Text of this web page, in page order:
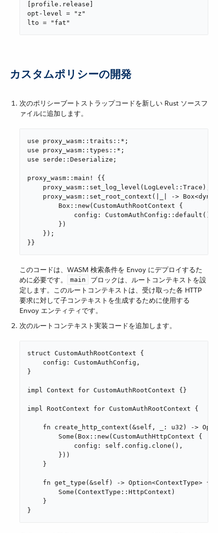
[profile.release]
opt-level = "z"
lto = "fat"
カスタムポリシーの開発
次のポリシーブートストラップコードを新しい Rust ソースフ
ァイルに追加します。
use proxy_wasm::traits::*;
use proxy_wasm::types::*;
use serde::Deserialize;
proxy_wasm::main! {{
    proxy_wasm::set_log_level(LogLevel::Trace);
proxy_wasm::set_root_context(|_| -> Box<dyn
        Box::new(CustomAuthRootContext {
            config: CustomAuthConfig::default(),
        })
    });
}}
このコードは、WASM 検索条件を Envoy にデプロイするた
めに必要です。​
main
​ ブロックは、ルートコンテキストを設
定します。このルートコンテキストは、受け取った各 HTTP
要求に対して子コンテキストを生成するために使用する
Envoy エンティティです。
次のルートコンテキスト実装コードを追加します。
struct CustomAuthRootContext {
    config: CustomAuthConfig,
}
impl Context for CustomAuthRootContext {}
impl RootContext for CustomAuthRootContext {
fn create_http_context(&self, _: u32) ->
        Some(Box::new(CustomAuthHttpContext {
            config: self.config.clone(),
        }))
    }
    fn get_type(&self) -> Option<ContextType> {
        Some(ContextType::HttpContext)
    }
}